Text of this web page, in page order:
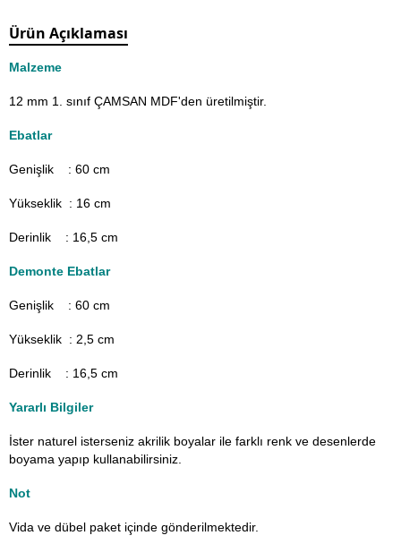
Ürün Açıklaması
Malzeme
12 mm 1. sınıf ÇAMSAN MDF'den üretilmiştir.
Ebatlar
Genişlik : 60 cm
Yükseklik : 16 cm
Derinlik : 16,5 cm
Demonte Ebatlar
Genişlik : 60 cm
Yükseklik : 2,5 cm
Derinlik : 16,5 cm
Yararlı Bilgiler
İster naturel isterseniz akrilik boyalar ile farklı renk ve desenlerde
boyama yapıp kullanabilirsiniz.
Not
Vida ve dübel paket içinde gönderilmektedir.